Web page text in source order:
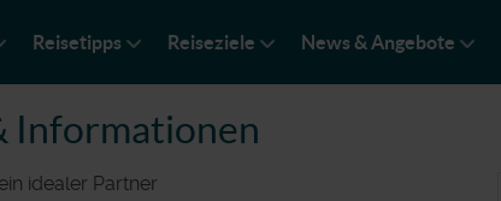
Reisetipps Reiseziele News & Angebote
Informationen
idealer Partner